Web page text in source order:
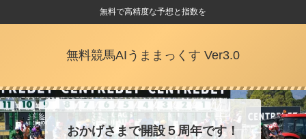
無料で高精度な予想と指数を
無料競馬AIうままっくす Ver3.0
おかげさまで開設５周年です！